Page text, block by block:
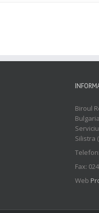
Biroul
Silistra
Fax:
Web